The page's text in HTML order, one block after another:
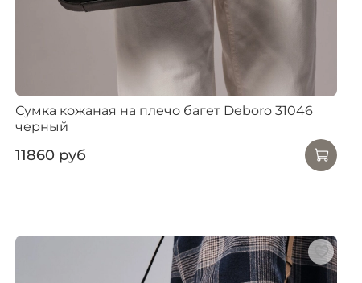
Сумка кожаная на плечо багет Deboro 31046
черный
11860 руб